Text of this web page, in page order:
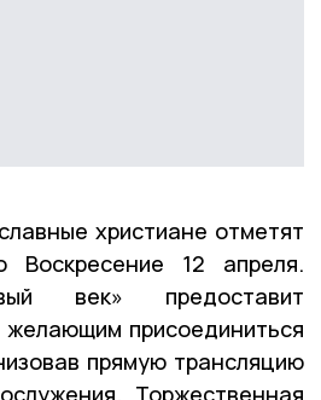
христиане отметят
Воскресение 12 апреля.
век» предоставит
присоединиться
прямую трансляцию
Торжественная